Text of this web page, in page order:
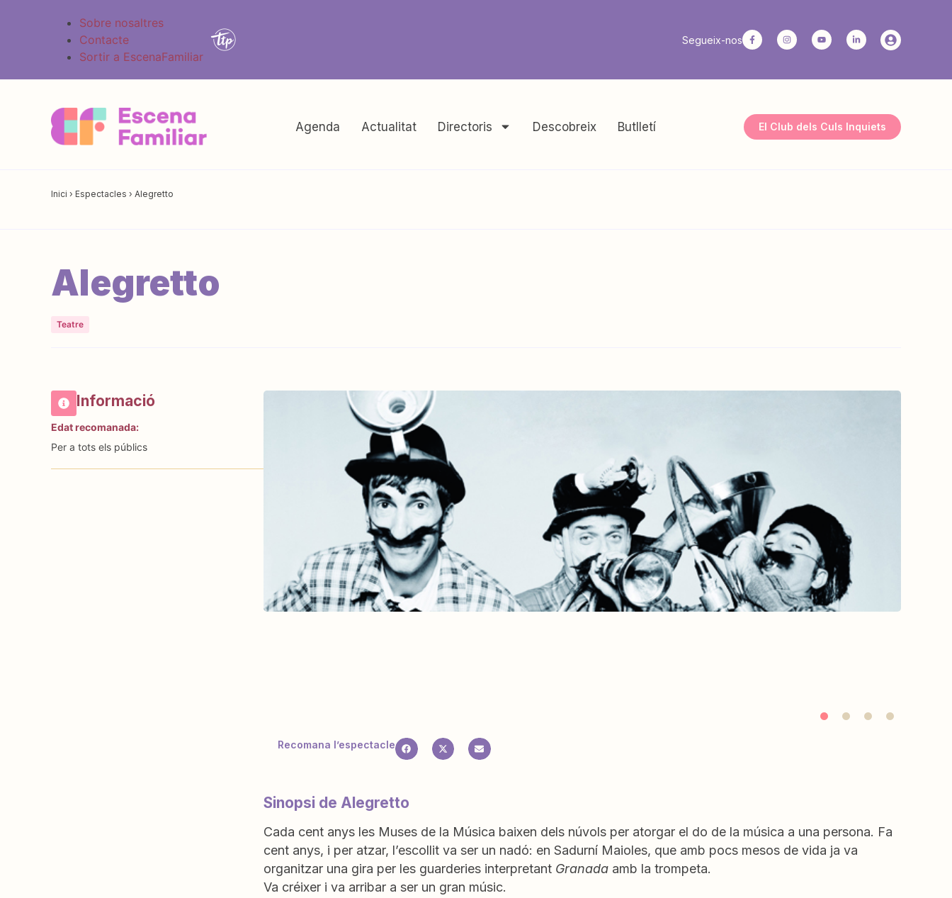
Sobre nosaltres
Contacte
Sortir a EscenaFamiliar
Segueix-nos
Agenda Actualitat Directoris Descobreix Butlletí El Club dels Culs Inquiets
Inici › Espectacles › Alegretto
Alegretto
Teatre
Informació
Edat recomanada:
Per a tots els públics
Recomana l’espectacle
Sinopsi de Alegretto
Cada cent anys les Muses de la Música baixen dels núvols per atorgar el do de la música a una persona. Fa
cent anys, i per atzar, l’escollit va ser un nadó: en Sadurní Maioles, que amb pocs mesos de vida ja va
organitzar una gira per les guarderies interpretant Granada amb la trompeta.
Va créixer i va arribar a ser un gran músic.